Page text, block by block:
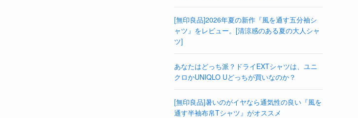
[無印良品]2026年夏の新作『風を通す五分袖シ
ャツ』をレビュー。[清涼感のある夏の大人シャ
ツ]
あなたはどっち派？ドライEXTシャツは、ユニ
クロかUNIQLO Uどっちが買いなのか？
[無印良品]暑いのがイヤなら通気性の良い『風を
通す半袖布帛Tシャツ』がオススメ